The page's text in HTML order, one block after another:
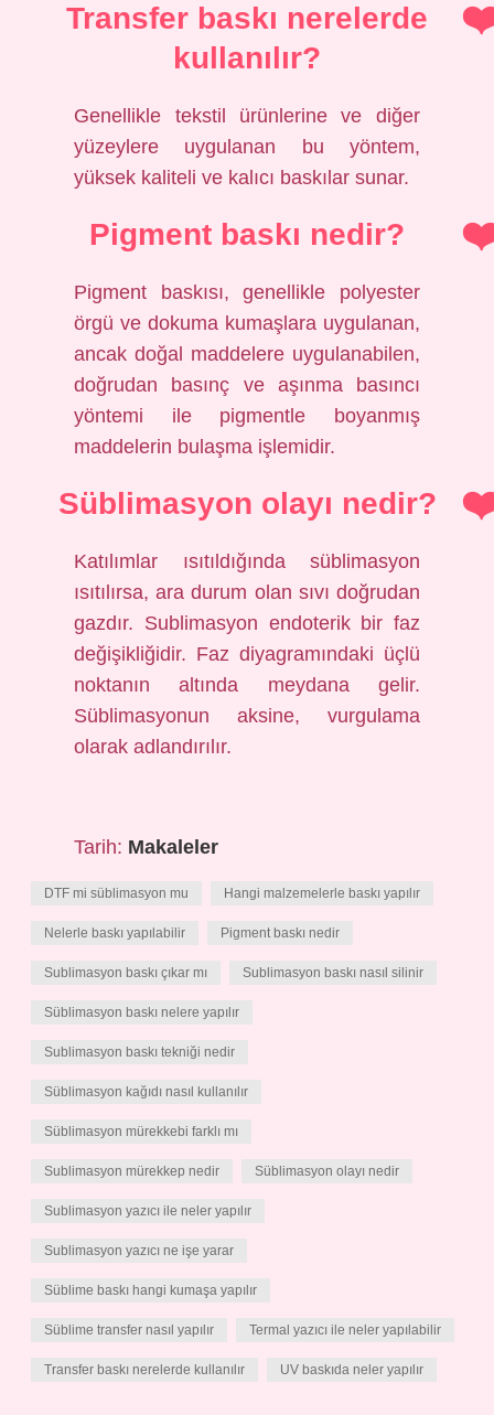
Transfer baskı nerelerde
kullanılır?
Genellikle tekstil ürünlerine ve diğer
yüzeylere uygulanan bu yöntem,
yüksek kaliteli ve kalıcı baskılar sunar.
Pigment baskı nedir?
Pigment baskısı, genellikle polyester
örgü ve dokuma kumaşlara uygulanan,
ancak doğal maddelere uygulanabilen,
doğrudan basınç ve aşınma basıncı
yöntemi ile pigmentle boyanmış
maddelerin bulaşma işlemidir.
Süblimasyon olayı nedir?
Katılımlar ısıtıldığında süblimasyon
ısıtılırsa, ara durum olan sıvı doğrudan
gazdır. Sublimasyon endoterik bir faz
değişikliğidir. Faz diyagramındaki üçlü
noktanın altında meydana gelir.
Süblimasyonun aksine, vurgulama
olarak adlandırılır.
Tarih: Makaleler
DTF mi süblimasyon mu Hangi malzemelerle baskı yapılır
Nelerle baskı yapılabilir Pigment baskı nedir
Sublimasyon baskı çıkar mı Sublimasyon baskı nasıl silinir
Süblimasyon baskı nelere yapılır
Sublimasyon baskı tekniği nedir
Süblimasyon kağıdı nasıl kullanılır
Süblimasyon mürekkebi farklı mı
Sublimasyon mürekkep nedir Süblimasyon olayı nedir
Sublimasyon yazıcı ile neler yapılır
Sublimasyon yazıcı ne işe yarar
Süblime baskı hangi kumaşa yapılır
Süblime transfer nasıl yapılır Termal yazıcı ile neler yapılabilir
Transfer baskı nerelerde kullanılır UV baskıda neler yapılır